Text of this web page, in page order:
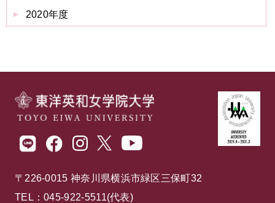
2020年度
〒226-0015 神奈川県横浜市緑区三保町32
TEL：045-922-5511(代表)